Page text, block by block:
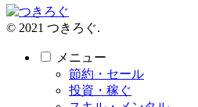
© 2021 つきろぐ.
メニュー
節約・セール
投資・稼ぐ